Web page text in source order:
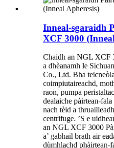
Inneal-sgaraidh
XCF 3000
Chaidh an NGL XCF
a dhèanamh le
Co., Ltd. Bha
coimpiutaireachd,
raon, pumpa
dealaiche pàirtean-
nach tèid a
centrifuge. ’S e
an NGL XCF 3000
a’ gabhail brath air
dùmhlachd phàirtean-